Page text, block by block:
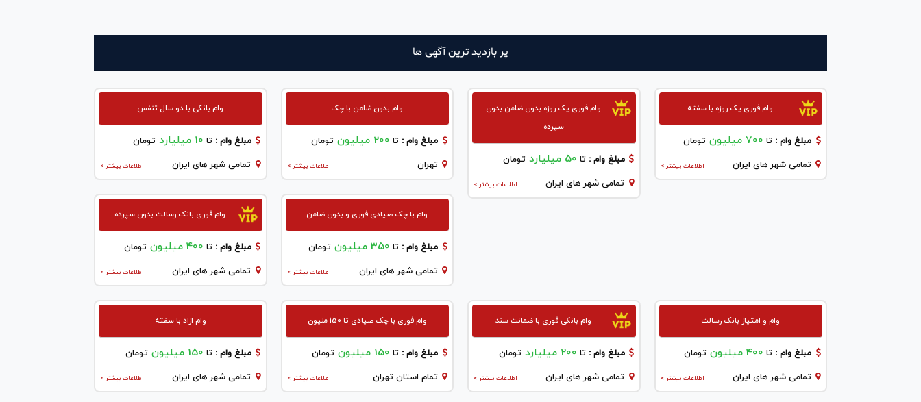
پر بازدید ترین آگهی ها
وام فوری یک روزه با سفته
مبلغ وام : تا 700 میلیون تومان
اطلاعات بیشتر > تمامی شهر های ایران
وام فوری یک روزه بدون ضامن بدون
سپرده
مبلغ وام :تا 50 میلیارد تومان
اطلاعات بیشتر > تمامی شهر های ایران
وام بدون ضامن با چک
مبلغ وام : تا 200 میلیون تومان
اطلاعات بیشتر > تهران
وام بانکی با دو سال تنفس
مبلغ وام :تا 10 میلیارد تومان
اطلاعات بیشتر > تمامی شهر های ایران
وام با چک صیادی فوری و بدون ضامن
مبلغ وام : تا 350 میلیون تومان
اطلاعات بیشتر > تمامی شهر های ایران
وام فوری بانک رسالت بدون سپرده
مبلغ وام :تا 400 میلیون تومان
اطلاعات بیشتر > تمامی شهر های ایران
وام و امتیاز بانک رسالت
مبلغ وام : تا 400 میلیون تومان
اطلاعات بیشتر > تمامی شهر های ایران
وام بانکی فوری با ضمانت سند
مبلغ وام :تا 200 میلیارد تومان
اطلاعات بیشتر > تمامی شهر های ایران
وام فوری با چک صیادی تا 150 ملیون
مبلغ وام : تا 150 میلیون تومان
اطلاعات بیشتر > تمام استان تهران
وام ازاد با سفته
مبلغ وام :تا 150 میلیون تومان
اطلاعات بیشتر > تمامی شهر های ایران